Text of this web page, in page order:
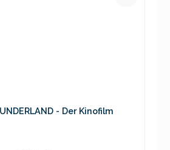
- Der Kinofilm